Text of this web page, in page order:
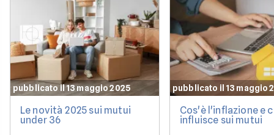
pubblicato il 13 maggio 2025
Le novità 2025 sui mutui
under 36
pubblicato il 13 maggio
Cos'è l'inflazione e
influisce sui mutui